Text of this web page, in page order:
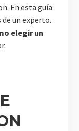
En esta guía
un experto.
elegir un